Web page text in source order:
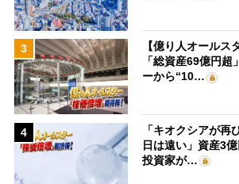
3
【億り人オールス
「総資産69億円
ーから“10…
4
「キオクシアが再
日は遠い」資産3
投資家が…